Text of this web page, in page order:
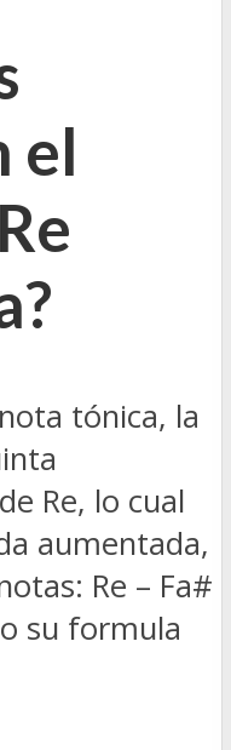
el
tónica, la
Re, lo cual
aumentada,
Re – Fa#
su formula